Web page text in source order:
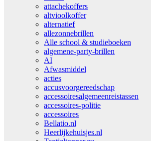
attachekoffers
altvioolkoffer
alternatief
allezonnebrillen
Alle school & studieboeken
algemene-party-brillen
AI
Afwasmiddel
acties
accusvoorgereedschap
accessoiresalgemeenreistassen
accessoires-politie
accessoires
Bellatio.nl
Heerlijkehuisjes.nl